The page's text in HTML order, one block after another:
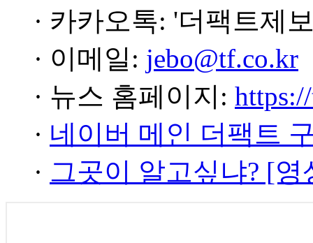
· 카카오톡: '더팩트제
· 이메일: jebo@tf.co.kr
· 뉴스 홈페이지:
· 네이버 메인 더팩트
· 그곳이 알고싶냐? [